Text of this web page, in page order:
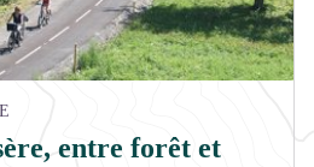
entre forêt et